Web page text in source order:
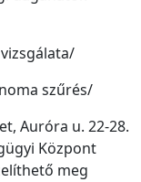
szűrés/
Auróra u. 22-28.
Központ
meg